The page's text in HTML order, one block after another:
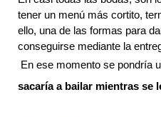
tener un menú más cortito,
ello, una de las formas para
conseguirse mediante la
En ese momento se pondría
sacaría a bailar mientras se